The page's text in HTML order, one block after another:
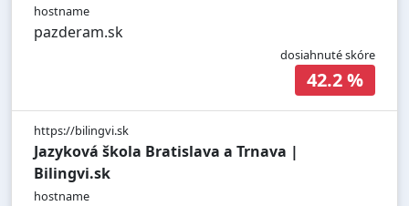
hostname
pazderam.sk
dosiahnuté skóre
42.2 %
https://bilingvi.sk
Jazyková škola Bratislava a Trnava |
Bilingvi.sk
hostname